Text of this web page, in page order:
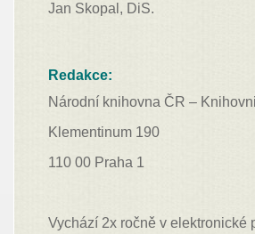
Jan Skopal, DiS.
Redakce:
Národní knihovna ČR –
Klementinum 190
110 00 Praha 1
Vychází 2x ročně v elektronické